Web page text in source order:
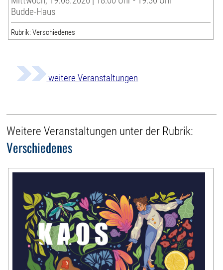
Budde-Haus
Rubrik: Verschiedenes
weitere Veranstaltungen
Weitere Veranstaltungen unter der Rubrik:
Verschiedenes